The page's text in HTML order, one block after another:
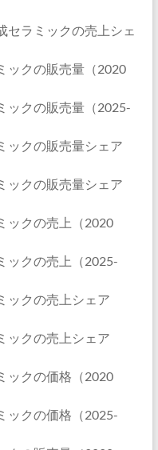
セラミックの売上シェ
ックの販売量（2020
ックの販売量（2025-
ックの販売量シェア
ックの販売量シェア
ックの売上（2020
ックの売上（2025-
ックの売上シェア
ックの売上シェア
ックの価格（2020
ックの価格（2025-